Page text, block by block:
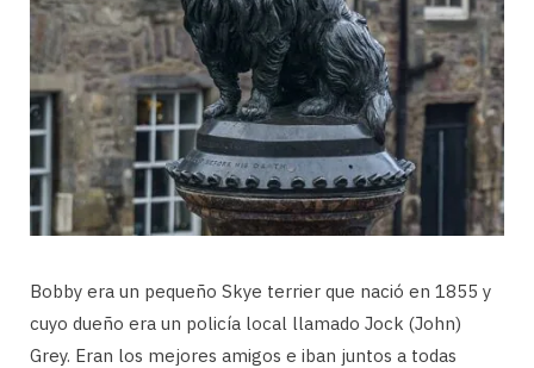
Bobby era un pequeño Skye terrier que nació en 1855 y
cuyo dueño era un policía local llamado Jock (John)
Grey. Eran los mejores amigos e iban juntos a todas